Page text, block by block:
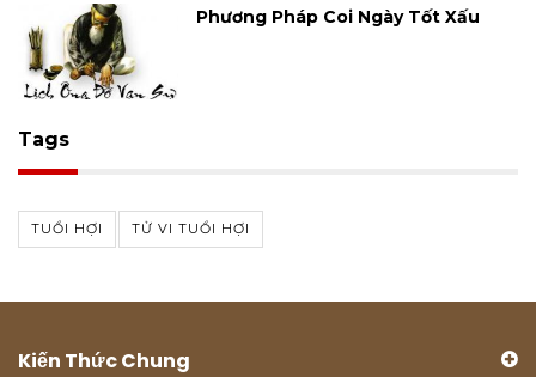
Phương Pháp Coi Ngày Tốt Xấu
Tags
TUỔI HỢI TỬ VI TUỔI HỢI
Kiến Thức Chung